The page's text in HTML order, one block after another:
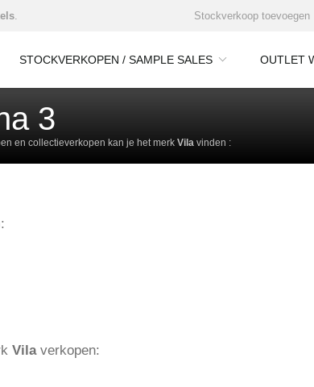
. Stockverkoop toevoegen
STOCKVERKOPEN / SAMPLE SALES OUTLET
3
en collectieverkopen kan je het merk Vila vinden :
Vilaverkopen: